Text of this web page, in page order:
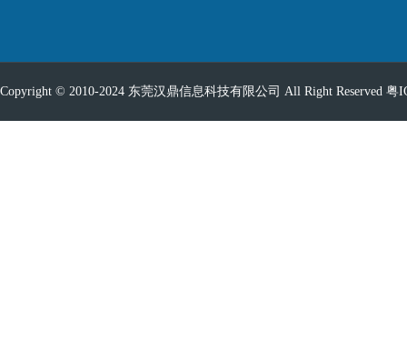
Copyright © 2010-2024 东莞汉鼎信息科技有限公司 All Right Reserved 粤